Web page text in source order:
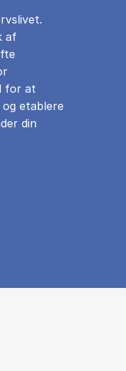
af
for at
etablere
din